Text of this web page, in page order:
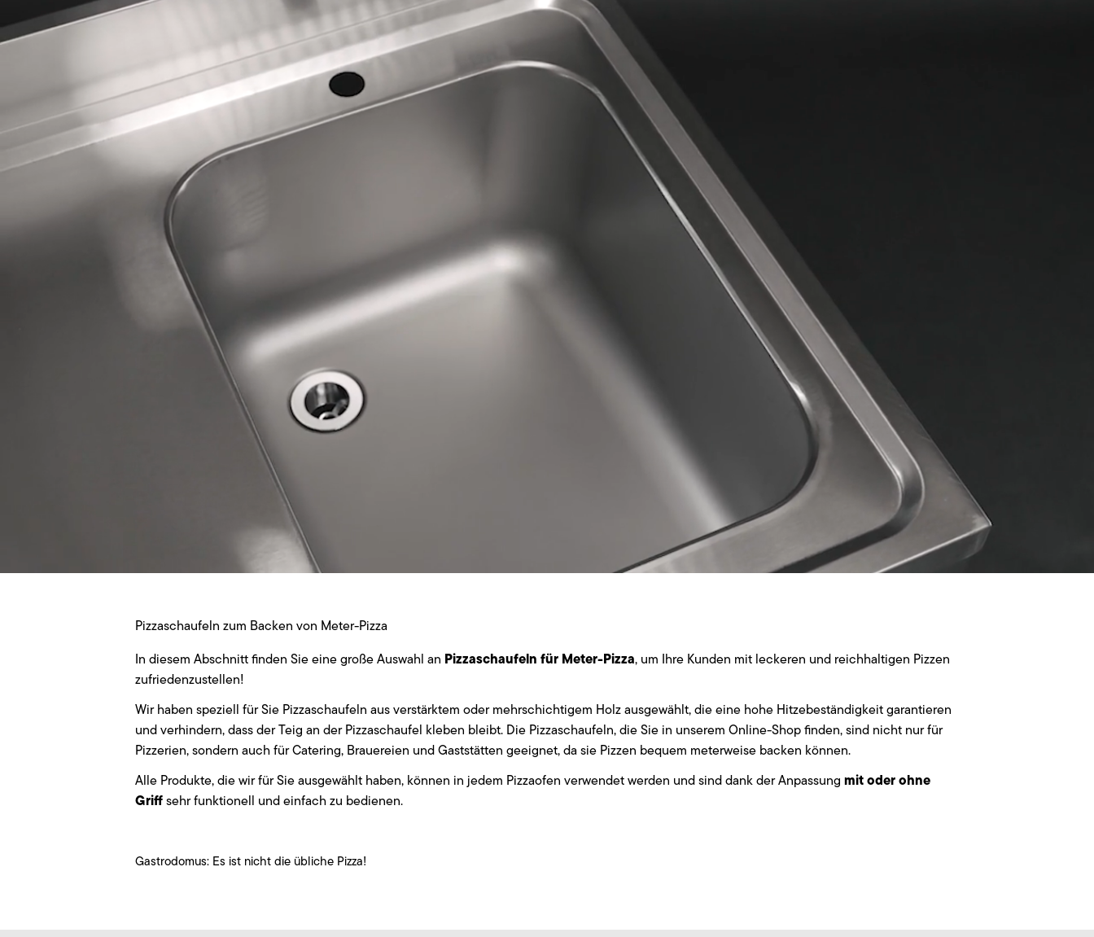
Pizzaschaufeln zum Backen von Meter-Pizza
In diesem Abschnitt finden Sie eine große Auswahl an Pizzaschaufeln für Meter-Pizza, um Ihre Kunden mit leckeren und reichhaltigen Pizzen
zufriedenzustellen!
Wir haben speziell für Sie Pizzaschaufeln aus verstärktem oder mehrschichtigem Holz ausgewählt, die eine hohe Hitzebeständigkeit garantieren
und verhindern, dass der Teig an der Pizzaschaufel kleben bleibt. Die Pizzaschaufeln, die Sie in unserem Online-Shop finden, sind nicht nur für
Pizzerien, sondern auch für Catering, Brauereien und Gaststätten geeignet, da sie Pizzen bequem meterweise backen können.
Alle Produkte, die wir für Sie ausgewählt haben, können in jedem Pizzaofen verwendet werden und sind dank der Anpassung mit oder ohne
Griffsehr funktionell und einfach zu bedienen.
Gastrodomus: Es ist nicht die übliche Pizza!